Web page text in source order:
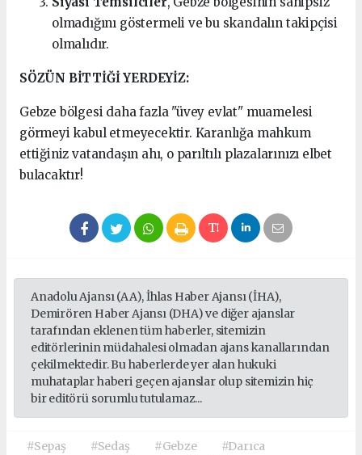
olmadığını göstermeli ve bu skandalın takipçisi
olmalıdır.
SÖZÜN BİTTİĞİ YERDEYİZ:
Gebze bölgesi daha fazla "üvey evlat" muamelesi
görmeyi kabul etmeyecektir. Karanlığa mahkum
ettiğiniz vatandaşın ahı, o parıltılı plazalarınızı elbet
bulacaktır!
Anadolu Ajansı (AA), İhlas Haber Ajansı (İHA),
Demirören Haber Ajansı (DHA) ve diğer ajanslar
tarafından eklenen tüm haberler, sitemizin
editörlerinin müdahalesi olmadan ajans kanallarından
çekilmektedir. Bu haberlerde yer alan hukuki
muhataplar haberi geçen ajanslar olup sitemizin hiç
bir editörü sorumlu tutulamaz...
#Sepaş #Sedaş #Gebze
#Darıca